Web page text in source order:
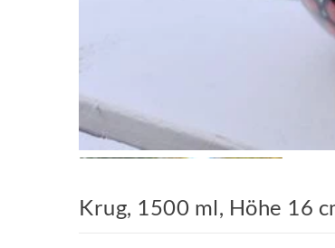
Krug, 1500 ml, Höhe 16